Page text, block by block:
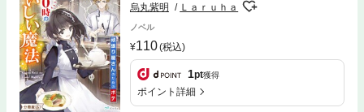
烏丸紫明 Ｌａｒｕｈａ
ノベル
110(税込)
1pt獲得
ポイント詳細